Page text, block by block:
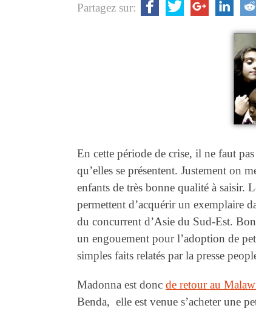
Partagez sur:
En cette période de crise, il ne faut
qu’elles se présentent. Justement on
enfants de très bonne qualité à saisir.
permettent d’acquérir un exemplaire
du concurrent d’Asie du Sud-Est.
un engouement pour l’adoption de
simples faits relatés par la presse
Madonna est donc de retour au
Benda, elle est venue s’acheter une